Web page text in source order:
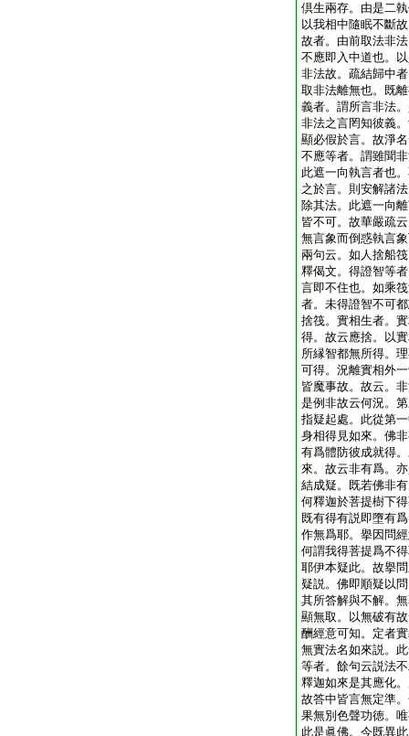
倶生兩存。由是二
以我相中隨眠不斷
故者。由前取法非
不應即入中道也。
非法故。疏結歸中
取非法離無也。既
義者。謂所言非法
非法之言罔知彼義
顯必假於言。故淨
不應等者。謂雖聞
此遮一向執言者也
之於言。則安解諸
除其法。此遮一向
皆不可。故華嚴疏
無言象而倒惑執言
兩句云。如人捨船
釋偈文。得證智等
言即不住也。如乘
者。未得證智不可
捨筏。實相生者。
得。故云應捨。以
所縁智都無所得。
可得。況離實相外
皆魔事故。故云。
是例非故云何況。
指疑起處。此從第
身相得見如來。佛
有爲體防彼成就得
來。故云非有爲。
結成疑。既若佛非
何釋迦於菩提樹下
既有得有説即墮有
作無爲耶。擧因問
何謂我得菩提爲不
耶伊本疑此。故擧
疑説。佛即順疑以
其所答解與不解。
顯無取。以無破有
酬經意可知。定者
無實法名如來説。
等者。餘句云説法
釋迦如來是其應化
故答中皆言無定準
果無別色聲功徳。
此是眞佛。今既異